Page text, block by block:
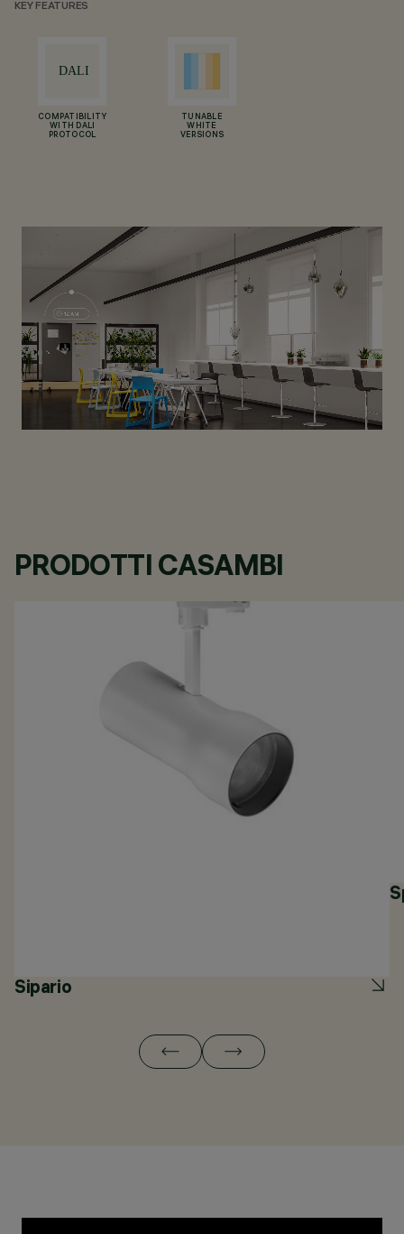
KEY FEATURES
COMPATIBILITY
WITH DALI
PROTOCOL
TUNABLE
WHITE
VERSIONS
PRODOTTI CASAMBI
Sipario